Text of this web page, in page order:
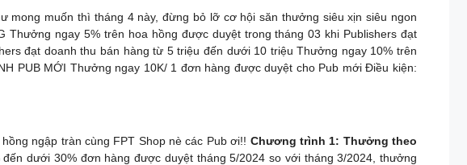
mong muốn thì tháng 4 này, đừng bỏ lỡ cơ hội săn thưởng siêu xịn siêu ngon
Thưởng ngay 5% trên hoa hồng được duyệt trong tháng 03 khi Publishers đạt
đạt doanh thu bán hàng từ 5 triệu đến dưới 10 triệu Thưởng ngay 10% trên
PUB MỚI Thưởng ngay 10K/ 1 đơn hàng được duyệt cho Pub mới Điều kiện:
ngập tràn cùng FPT Shop nè các Pub ơi!! Chương trình 1: Thưởng theo
dưới 30% đơn hàng được duyệt tháng 5/2024 so với tháng 3/2024, thưởng